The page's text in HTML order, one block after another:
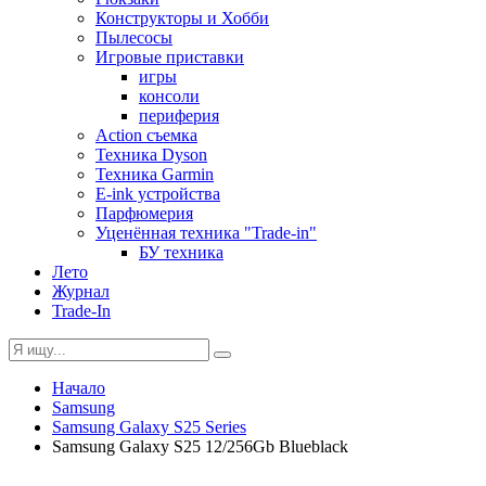
Конструкторы и Хобби
Пылесосы
Игровые приставки
игры
консоли
периферия
Action съемка
Техника Dyson
Техника Garmin
E-ink устройства
Парфюмерия
Уценённая техника "Trade-in"
БУ техника
Лето
Журнал
Trade-In
Начало
Samsung
Samsung Galaxy S25 Series
Samsung Galaxy S25 12/256Gb Blueblack